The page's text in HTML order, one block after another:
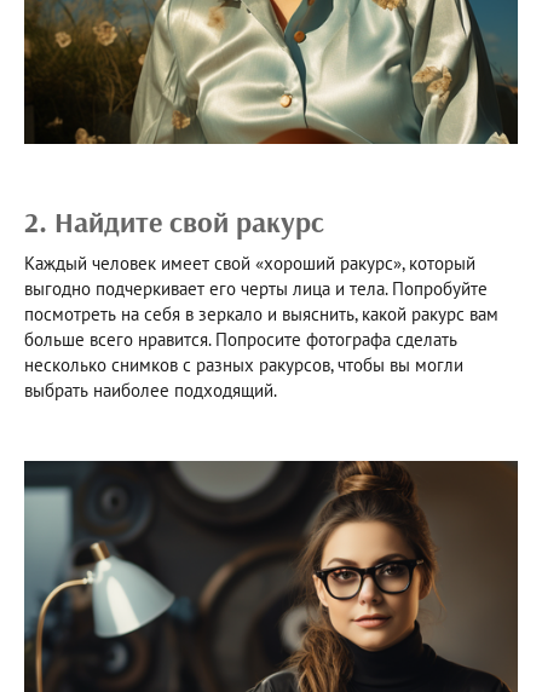
2. Найдите свой ракурс
Каждый человек имеет свой «хороший ракурс», который
выгодно подчеркивает его черты лица и тела. Попробуйте
посмотреть на себя в зеркало и выяснить, какой ракурс вам
больше всего нравится. Попросите фотографа сделать
несколько снимков с разных ракурсов, чтобы вы могли
выбрать наиболее подходящий.